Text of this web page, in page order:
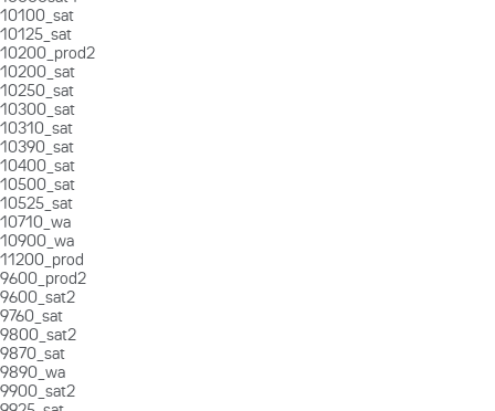
10100_sat
10125_sat
10200_prod2
10200_sat
10250_sat
10300_sat
10310_sat
10390_sat
10400_sat
10500_sat
10525_sat
10710_wa
10900_wa
11200_prod
9600_prod2
9600_sat2
9760_sat
9800_sat2
9870_sat
9890_wa
9900_sat2